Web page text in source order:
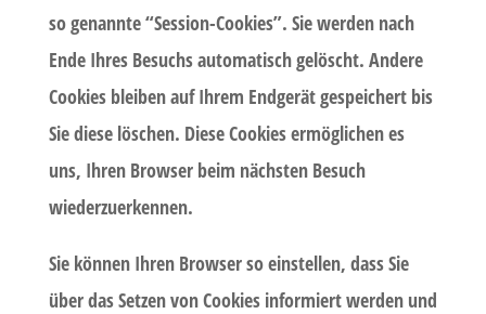
so genannte “Session-Cookies”. Sie werden nach
Ende Ihres Besuchs automatisch gelöscht. Andere
Cookies bleiben auf Ihrem Endgerät gespeichert bis
Sie diese löschen. Diese Cookies ermöglichen es
uns, Ihren Browser beim nächsten Besuch
wiederzuerkennen.
Sie können Ihren Browser so einstellen, dass Sie
über das Setzen von Cookies informiert werden und